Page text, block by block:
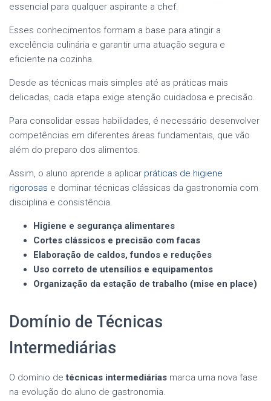
essencial para qualquer aspirante a chef.
Esses conhecimentos formam a base para atingir a
excelência culinária e garantir uma atuação segura e
eficiente na cozinha.
Desde as técnicas mais simples até as práticas mais
delicadas, cada etapa exige atenção cuidadosa e precisão.
Para consolidar essas habilidades, é necessário desenvolver
competências em diferentes áreas fundamentais, que vão
além do preparo dos alimentos.
Assim, o aluno aprende a aplicar práticas de higiene
rigorosas e dominar técnicas clássicas da gastronomia com
disciplina e consistência.
Higiene e segurança alimentares
Cortes clássicos e precisão com facas
Elaboração de caldos, fundos e reduções
Uso correto de utensílios e equipamentos
Organização da estação de trabalho (mise en place)
Domínio de Técnicas
Intermediárias
O domínio detécnicas intermediárias marca uma nova fase
na evolução do aluno de gastronomia.